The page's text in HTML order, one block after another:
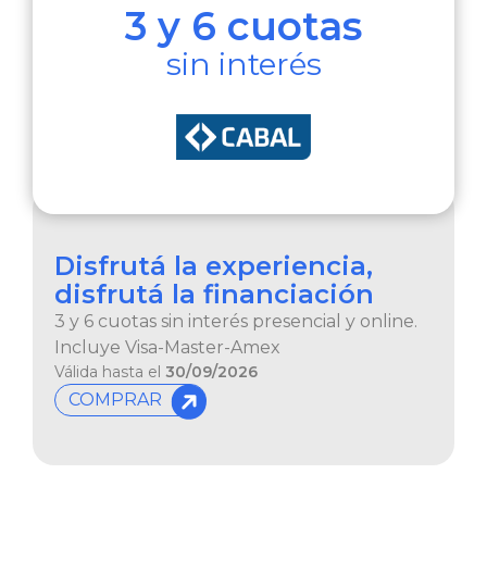
3 y 6 cuotas
sin interés​
Disfrutá la experiencia,
disfrutá la financiación
3 y 6 cuotas sin interés presencial y online.
Incluye Visa-Master-Amex
Válida hasta el 30/09/2026
COMPRAR